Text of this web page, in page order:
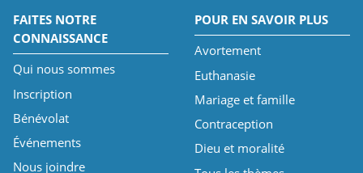
FAITES NOTRE
CONNAISSANCE
Qui nous sommes
Inscription
Bénévolat
Événements
Nous joindre
POUR EN SAVOIR PLUS
Avortement
Euthanasie
Mariage et famille
Contraception
Dieu et moralité